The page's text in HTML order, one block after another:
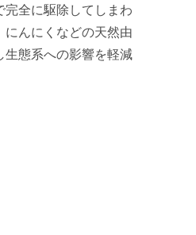
完全に駆除してしまわ
にんにくなどの天然由
生態系への影響を軽減